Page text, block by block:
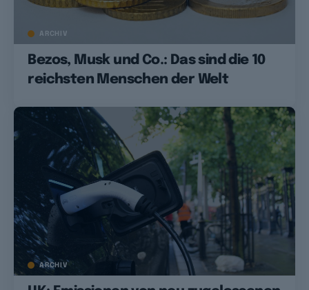
ARCHIV
Bezos, Musk und Co.: Das sind die 10
reichsten Menschen der Welt
ARCHIV